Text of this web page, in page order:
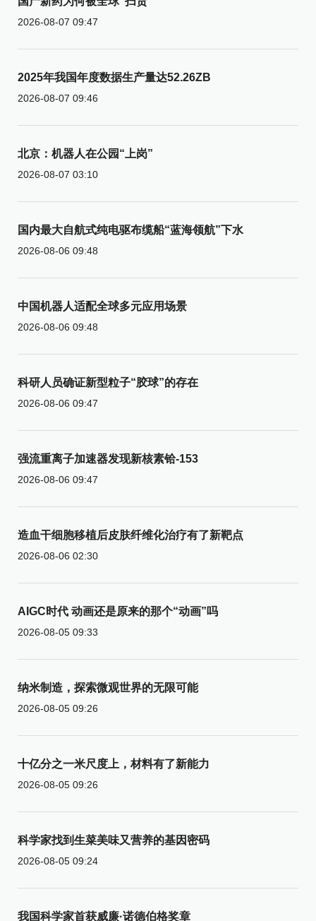
2026-08-07 09:47
2025年我国年度数据生产量达52.26ZB
2026-08-07 09:46
北京：机器人在公园“上岗”
2026-08-07 03:10
国内最大自航式纯电驱布缆船“蓝海领航”下水
2026-08-06 09:48
中国机器人适配全球多元应用场景
2026-08-06 09:48
科研人员确证新型粒子“胶球”的存在
2026-08-06 09:47
强流重离子加速器发现新核素铪-153
2026-08-06 09:47
造血干细胞移植后皮肤纤维化治疗有了新靶点
2026-08-06 02:30
AIGC时代 动画还是原来的那个“动画”吗
2026-08-05 09:33
纳米制造，探索微观世界的无限可能
2026-08-05 09:26
十亿分之一米尺度上，材料有了新能力
2026-08-05 09:26
科学家找到生菜美味又营养的基因密码
2026-08-05 09:24
我国科学家首获威廉·诺德伯格奖章